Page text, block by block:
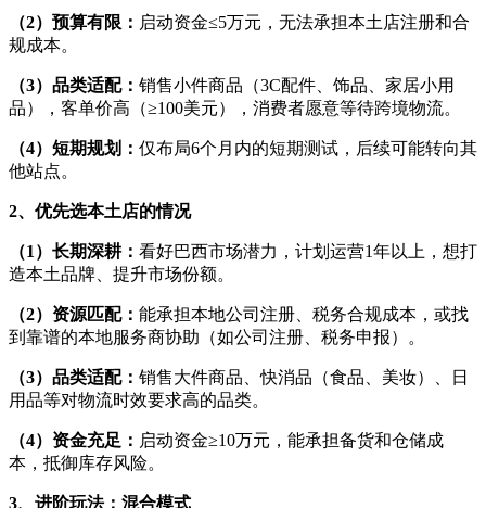
（2）预算有限： 启动资金≤5万元，无法承担本土店注册和合
规成本。
（3）品类适配： 销售小件商品（3C配件、饰品、家居小用
品），客单价高（≥100美元），消费者愿意等待跨境物流。
（4）短期规划： 仅布局6个月内的短期测试，后续可能转向其
他站点。
2、优先选本土店的情况
（1）长期深耕： 看好巴西市场潜力，计划运营1年以上，想打
造本土品牌、提升市场份额。
（2）资源匹配： 能承担本地公司注册、税务合规成本，或找
到靠谱的本地服务商协助（如公司注册、税务申报）。
（3）品类适配： 销售大件商品、快消品（食品、美妆）、日
用品等对物流时效要求高的品类。
（4）资金充足： 启动资金≥10万元，能承担备货和仓储成
本，抵御库存风险。
3、进阶玩法：混合模式